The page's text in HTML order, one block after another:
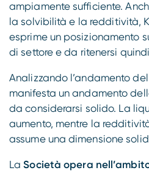
ampiamente sufficiente.
la solvibilità e la redditività,
esprime un posizionamento
di settore e da ritenersi
Analizzando l’andamento del
manifesta un andamento
da considerarsi solido. La
aumento, mentre la
assume una dimensione
LaSocietà opera